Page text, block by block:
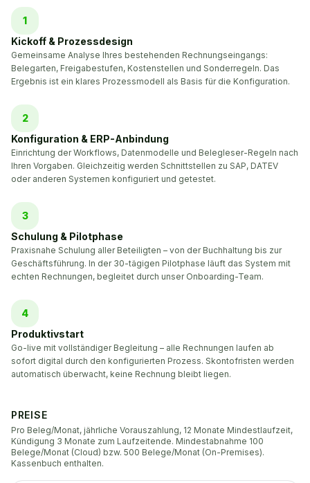
1
Kickoff & Prozessdesign
Gemeinsame Analyse Ihres bestehenden Rechnungseingangs:
Belegarten, Freigabestufen, Kostenstellen und Sonderregeln. Das
Ergebnis ist ein klares Prozessmodell als Basis für die Konfiguration.
2
Konfiguration & ERP-Anbindung
Einrichtung der Workflows, Datenmodelle und Belegleser-Regeln nach
Ihren Vorgaben. Gleichzeitig werden Schnittstellen zu SAP, DATEV
oder anderen Systemen konfiguriert und getestet.
3
Schulung & Pilotphase
Praxisnahe Schulung aller Beteiligten – von der Buchhaltung bis zur
Geschäftsführung. In der 30-tägigen Pilotphase läuft das System mit
echten Rechnungen, begleitet durch unser Onboarding-Team.
4
Produktivstart
Go-live mit vollständiger Begleitung – alle Rechnungen laufen ab
sofort digital durch den konfigurierten Prozess. Skontofristen werden
automatisch überwacht, keine Rechnung bleibt liegen.
PREISE
Pro Beleg/Monat, jährliche Vorauszahlung, 12 Monate Mindestlaufzeit,
Kündigung 3 Monate zum Laufzeitende. Mindestabnahme 100
Belege/Monat (Cloud) bzw. 500 Belege/Monat (On-Premises).
Kassenbuch enthalten.